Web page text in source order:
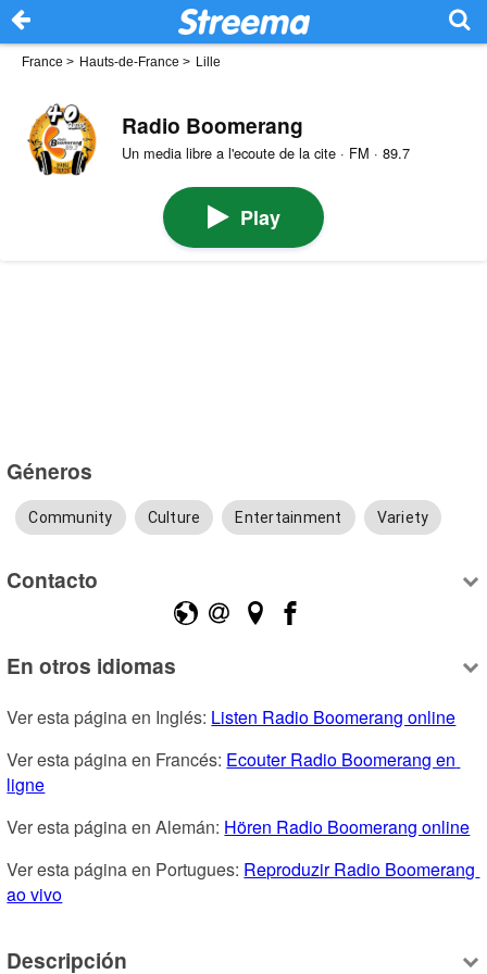
France > Hauts-de-France > Lille
Radio Boomerang
Un media libre a l'ecoute de la cite · FM · 89.7
Play
Géneros
Community Culture Entertainment Variety
Contacto
En otros idiomas
Ver esta página en Inglés: Listen Radio Boomerang online
Ver esta página en Francés: Ecouter Radio Boomerang en
ligne
Ver esta página en Alemán: Hören Radio Boomerang online
Ver esta página en Portugues: Reproduzir Radio Boomerang
ao vivo
Descripción